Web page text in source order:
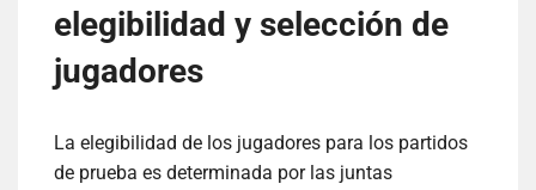
elegibilidad y selección de
jugadores
La elegibilidad de los jugadores para los partidos
de prueba es determinada por las juntas